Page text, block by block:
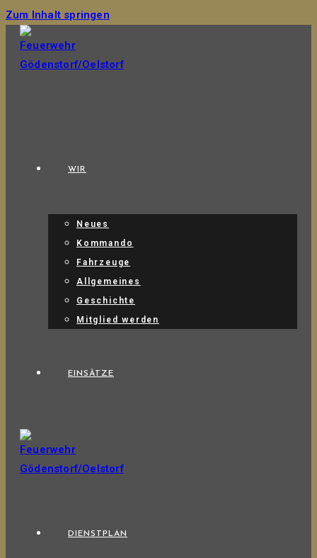
Zum Inhalt springen
WIR
Neues
Kommando
Fahrzeuge
Allgemeines
Geschichte
Mitglied werden
EINSÄTZE
DIENSTPLAN